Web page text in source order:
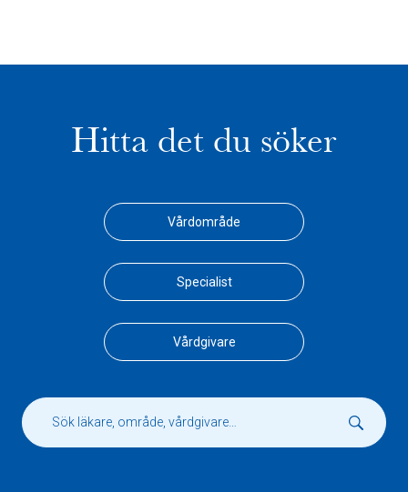
Hitta det du söker
Vårdområde
Specialist
Vårdgivare